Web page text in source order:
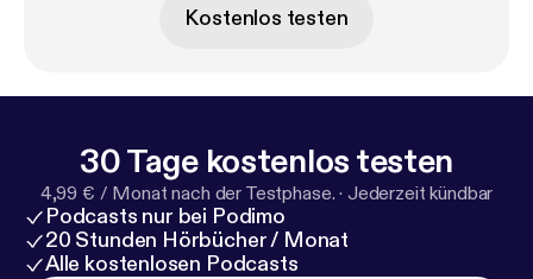
Kostenlos testen
30 Tage kostenlos testen
4,99 € / Monat nach der Testphase. · Jederzeit kündbar
Podcasts nur bei Podimo
20 Stunden Hörbücher / Monat
Alle kostenlosen Podcasts